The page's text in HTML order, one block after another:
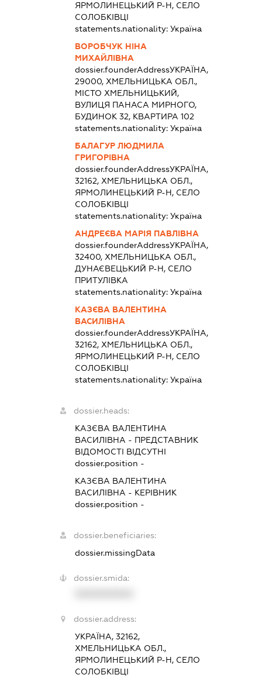
ЯРМОЛИНЕЦЬКИЙ Р-Н, СЕЛО
СОЛОБКІВЦІ
statements.nationality:Україна
ВОРОБЧУК НІНА
МИХАЙЛІВНА
dossier.founderAddressУКРАЇНА,
29000, ХМЕЛЬНИЦЬКА ОБЛ.,
МІСТО ХМЕЛЬНИЦЬКИЙ,
ВУЛИЦЯ ПАНАСА МИРНОГО,
БУДИНОК 32, КВАРТИРА 102
statements.nationality:Україна
БАЛАГУР ЛЮДМИЛА
ГРИГОРІВНА
dossier.founderAddressУКРАЇНА,
32162, ХМЕЛЬНИЦЬКА ОБЛ.,
ЯРМОЛИНЕЦЬКИЙ Р-Н, СЕЛО
СОЛОБКІВЦІ
statements.nationality:Україна
АНДРЕЄВА МАРІЯ ПАВЛІВНА
dossier.founderAddressУКРАЇНА,
32400, ХМЕЛЬНИЦЬКА ОБЛ.,
ДУНАЄВЕЦЬКИЙ Р-Н, СЕЛО
ПРИТУЛІВКА
statements.nationality:Україна
КАЗЄВА ВАЛЕНТИНА
ВАСИЛІВНА
dossier.founderAddressУКРАЇНА,
32162, ХМЕЛЬНИЦЬКА ОБЛ.,
ЯРМОЛИНЕЦЬКИЙ Р-Н, СЕЛО
СОЛОБКІВЦІ
statements.nationality:Україна
dossier.heads:
КАЗЄВА ВАЛЕНТИНА
ВАСИЛІВНА - ПРЕДСТАВНИК
ВІДОМОСТІ ВІДСУТНІ
dossier.position -
КАЗЄВА ВАЛЕНТИНА
ВАСИЛІВНА - КЕРІВНИК
dossier.position -
dossier.beneficiaries:
dossier.missingData
dossier.smida:
dossier.address:
УКРАЇНА, 32162,
ХМЕЛЬНИЦЬКА ОБЛ.,
ЯРМОЛИНЕЦЬКИЙ Р-Н, СЕЛО
СОЛОБКІВЦІ